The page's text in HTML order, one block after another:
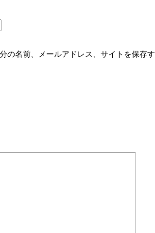
の名前、メールアドレス、サイトを保存す